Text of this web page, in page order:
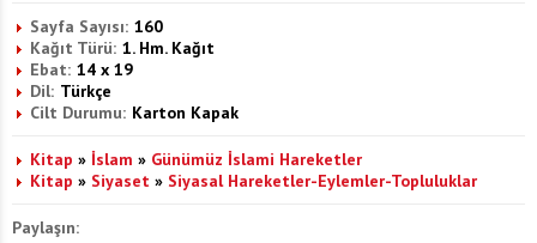
Sayfa Sayısı: 160
Kağıt Türü: 1. Hm. Kağıt
Ebat: 14 x 19
Dil: Türkçe
Cilt Durumu: Karton Kapak
Kitap » İslam » Günümüz İslami Hareketler
Kitap » Siyaset » Siyasal Hareketler-Eylemler-Topluluklar
Paylaşın: